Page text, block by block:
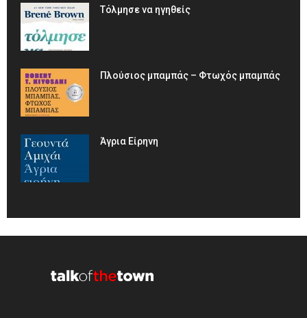
Τόλμησε να ηγηθείς
Πλούσιος μπαμπάς – Φτωχός μπαμπάς
Άγρια Είρηνη